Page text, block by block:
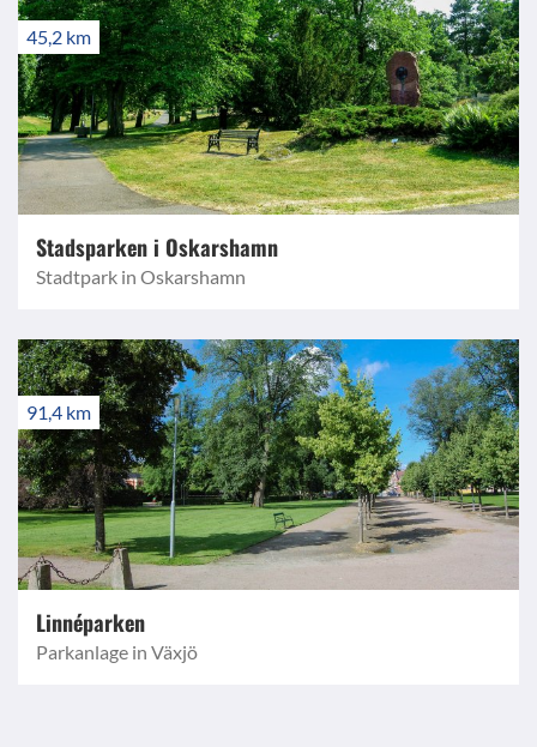
45,2 km
Stadsparken i Oskarshamn
Stadtpark in Oskarshamn
91,4 km
Linnéparken
Parkanlage in Växjö